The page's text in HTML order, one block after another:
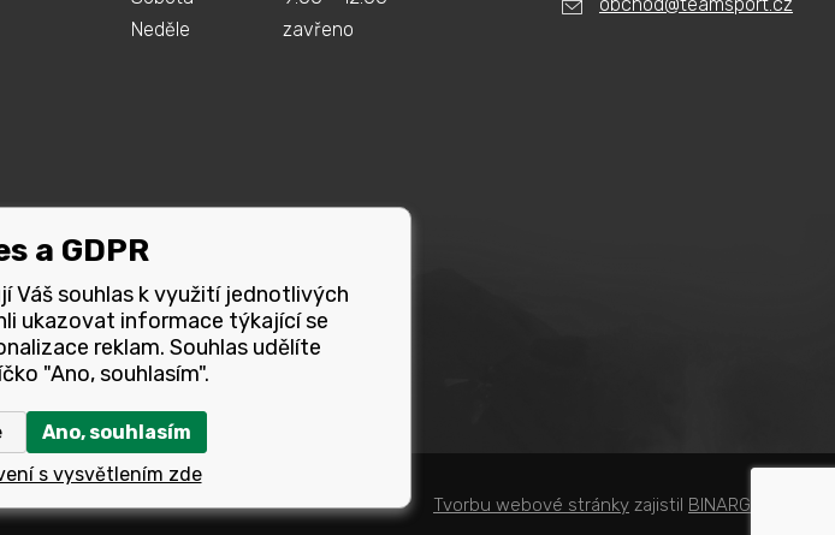
Neděle
zavřeno
Tvorbu webové stránky zajistil BINARGON.cz
a GDPR
Váš souhlas k využití jednotlivých
ukazovat informace týkající se
reklam. Souhlas udělíte
"Ano, souhlasím".
Ano, souhlasím
s vysvětlením zde